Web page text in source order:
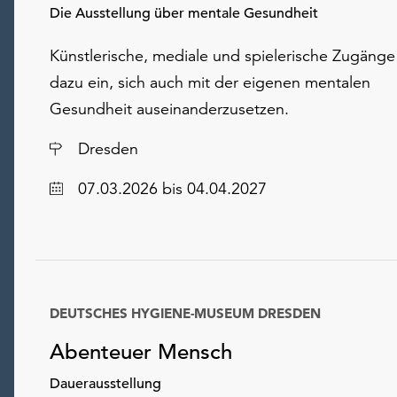
Die Ausstellung über mentale Gesundheit
Künstlerische, mediale und spielerische
dazu ein, sich auch mit der eigenen mentalen
Gesundheit auseinanderzusetzen.
Ort
Dresden
Datum07.03.2026 bis 04.04.2027
Abenteuer Mensch
Dauerausstellung
DEUTSCHES HYGIENE-MUSEUM DRESDEN
Datum